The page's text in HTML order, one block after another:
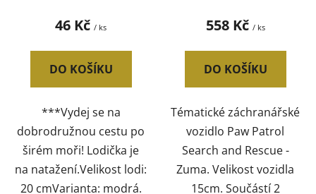
46 Kč / ks
DO KOŠÍKU
***Vydej se na
dobrodružnou cestu po
širém moři! Lodička je
na natažení.Velikost lodi:
20 cmVarianta: modrá.
558 Kč / ks
DO KOŠÍKU
Tématické záchranářské
vozidlo Paw Patrol
Search and Rescue -
Zuma. Velikost vozidla
15cm. Součástí 2